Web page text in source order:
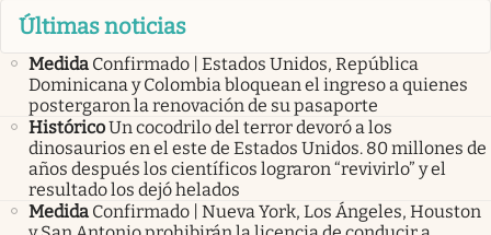
Últimas noticias
Medida Confirmado | Estados Unidos, República
Dominicana y Colombia bloquean el ingreso a quienes
postergaron la renovación de su pasaporte
HistóricoUn cocodrilo del terror devoró a los
dinosaurios en el este de Estados Unidos. 80 millones de
años después los científicos lograron “revivirlo” y el
resultado los dejó helados
Medida Confirmado | Nueva York, Los Ángeles, Houston